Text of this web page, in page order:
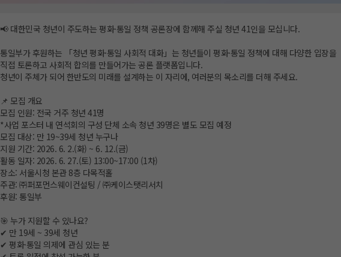
📢 대한민국 청년이 주도하는 평화·통일 정책 공론장에 함께해 주실 청년 41인을 모십니다.
통일부가 후원하는 「청년 평화·통일 사회적 대화」는 청년들이 평화·통일 정책에 대해 다양한 입장을
직접 토론하고 사회적 합의를 만들어가는 공론 플랫폼입니다.
청년이 주체가 되어 한반도의 미래를 설계하는 이 자리에, 여러분의 목소리를 더해 주세요.
📌 모집 개요
모집 인원: 전국 거주 청년 41명
*사업 포스터 내 연석회의 구성 단체 소속 청년 39명은 별도 모집 예정
모집 대상: 만 19~39세 청년 누구나
지원 기간: 2026. 6. 2.(화) ~ 6. 12.(금)
활동 일자: 2026. 6. 27.(토) 13:00~17:00 (1차)
장소: 서울시청 본관 8층 다목적홀
주관: ㈜퍼포먼스웨이컨설팅 / ㈜케이스탯리서치
후원: 통일부
🎯 누가 지원할 수 있나요?
✔ 만 19세 ~ 39세 청년
✔ 평화·통일 의제에 관심 있는 분